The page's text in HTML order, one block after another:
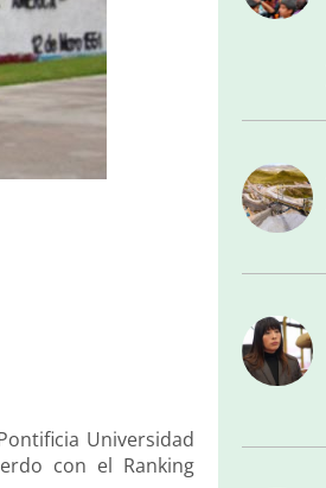
Universidad
con el Ranking